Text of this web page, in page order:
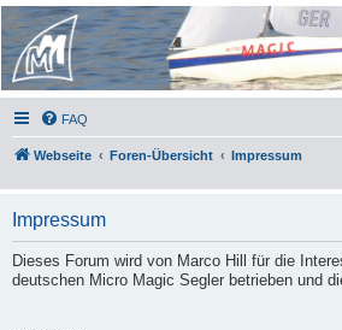
Micro Magic Forum
Deutschland
FAQ
Webseite Foren-Übersicht Impressum
Impressum
Dieses Forum wird von Marco Hill für die
deutschen Micro Magic Segler betrieben und